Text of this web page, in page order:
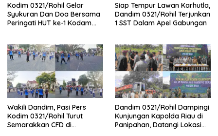
Kodim 0321/Rohil Gelar
Syukuran Dan Doa Bersama
Peringati HUT ke-1 Kodam
Siap Tempur Lawan Karhutla,
Dandim 0321/Rohil Terjunkan
1 SST Dalam Apel Gabungan
Wakili Dandim, Pasi Pers
Kodim 0321/Rohil Turut
Semarakkan CFD di
Dandim 0321/Rohil Dampingi
Kunjungan Kapolda Riau di
Panipahan, Datangi Lokasi